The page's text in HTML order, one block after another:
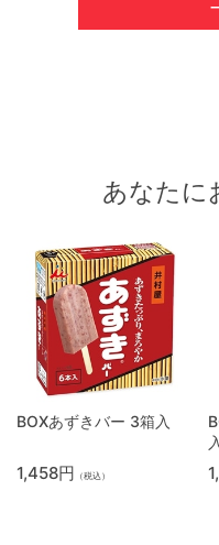
あなたに
BOXあずきバー 3箱入
1,458円 （税込）
入